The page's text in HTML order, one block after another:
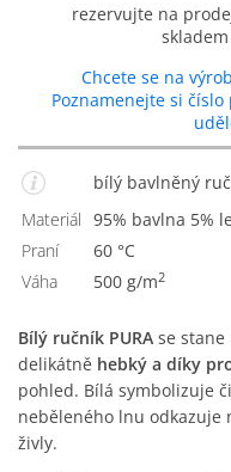
rezervujte na
Chcete se na
Poznamenejte si
bílý bavlněný
Materiál
95% bavlna 5%
Praní
60 °C
Váha
500 g/m2
Bílý ručník PURA se stane
delikátně hebký a díky
pohled. Bílá symbolizuje
neběleného lnu
živly.